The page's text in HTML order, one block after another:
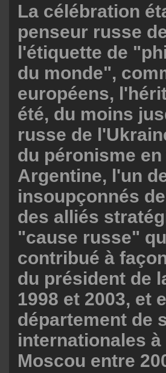
La célébration
penseur russe
l'étiquette de
du monde",
européens,
été, du moins
russe de
du péronisme
Argentine, l'un
insoupçonnés
des alliés
"cause russe"
contribué à
du président de
1998 et 2003, et
département de
internationales
Moscou entre